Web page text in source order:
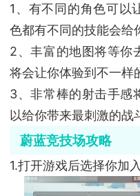
1、有不同的角色可以
色都有不同的技能会给
2、丰富的地图将等你
将会让你体验到不一样
3、非常棒的射击手感
以给你带来最刺激的战
蔚蓝竞技场攻略
1.打开游戏后选择你加